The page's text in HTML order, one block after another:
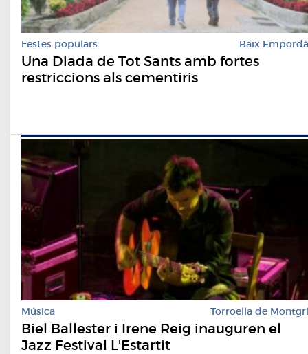
Festes populars Baix Empordà
Una Diada de Tot Sants amb fortes
restriccions als cementiris
Música Torroella de Montgrí
Biel Ballester i Irene Reig inauguren el
Jazz Festival L'Estartit